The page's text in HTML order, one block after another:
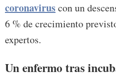
coronaviruscon un
6 % de crecimiento
expertos.
Un enfermo tras